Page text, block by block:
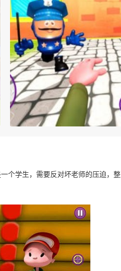
个学生，需要反对坏老师的压迫，